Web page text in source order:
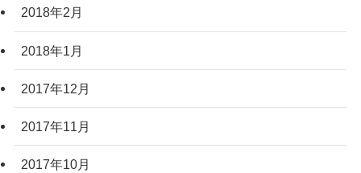
2018年2月
2018年1月
2017年12月
2017年11月
2017年10月